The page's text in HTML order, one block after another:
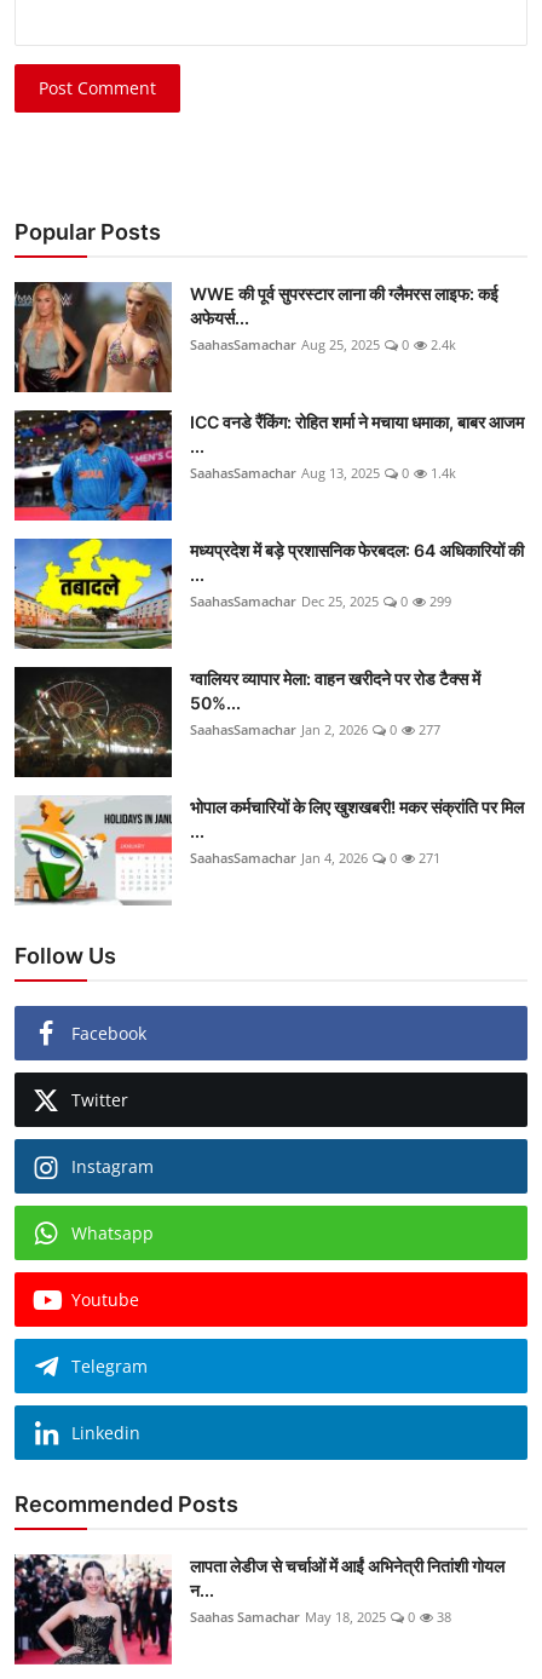
Post Comment
Popular Posts
WWE की पूर्व सुपरस्टार लाना की ग्लैमरस लाइफ: कई
अफेयर्स...
SaahasSamachar Aug 25, 2025 0 2.4k
ICC वनडे रैंकिंग: रोहित शर्मा ने मचाया धमाका, बाबर आजम
...
SaahasSamachar Aug 13, 2025 0 1.4k
मध्यप्रदेश में बड़े प्रशासनिक फेरबदल: 64 अधिकारियों की
...
SaahasSamachar Dec 25, 2025 0 299
ग्वालियर व्यापार मेला: वाहन खरीदने पर रोड टैक्स में
50%...
SaahasSamachar Jan 2, 2026 0 277
भोपाल कर्मचारियों के लिए खुशखबरी! मकर संक्रांति पर मिल
...
SaahasSamachar Jan 4, 2026 0 271
Follow Us
Facebook
Twitter
Instagram
Whatsapp
Youtube
Telegram
Linkedin
Recommended Posts
लापता लेडीज से चर्चाओं में आईं अभिनेत्री नितांशी गोयल
न...
Saahas Samachar May 18, 2025 0 38